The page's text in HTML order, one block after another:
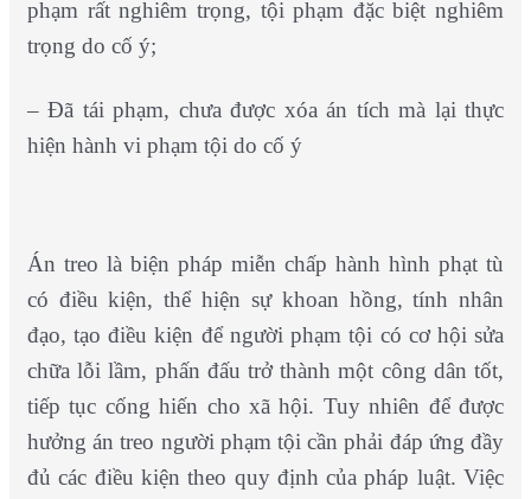
phạm rất nghiêm trọng, tội phạm đặc biệt nghiêm
trọng do cố ý;
– Đã tái phạm, chưa được xóa án tích mà lại thực
hiện hành vi phạm tội do cố ý
Án treo là biện pháp miễn chấp hành hình phạt tù
có điều kiện, thể hiện sự khoan hồng, tính nhân
đạo, tạo điều kiện để người phạm tội có cơ hội sửa
chữa lỗi lầm, phấn đấu trở thành một công dân tốt,
tiếp tục cống hiến cho xã hội. Tuy nhiên để được
hưởng án treo người phạm tội cần phải đáp ứng đầy
đủ các điều kiện theo quy định của pháp luật. Việc